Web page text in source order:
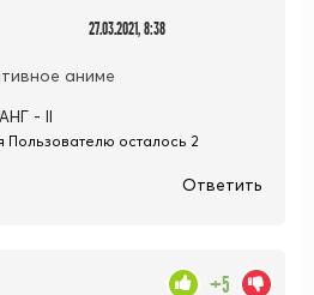
27.03.2021, 8:38
аниме
- II
осталось 2
Ответить
+5